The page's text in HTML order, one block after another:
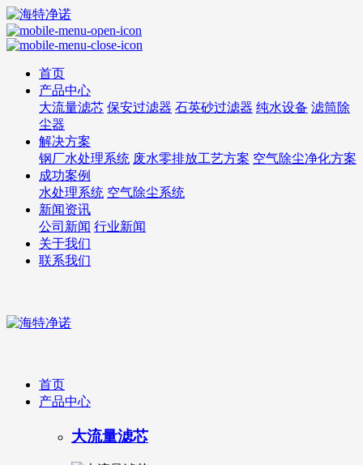
首页
产品中心
大流量滤芯 保安过滤器 石英砂过滤器 纯水设备 滤筒除
尘器
解决方案
钢厂水处理系统 废水零排放工艺方案 空气除尘净化方案
成功案例
水处理系统 空气除尘系统
新闻资讯
公司新闻 行业新闻
关于我们
联系我们
首页
产品中心
大流量滤芯